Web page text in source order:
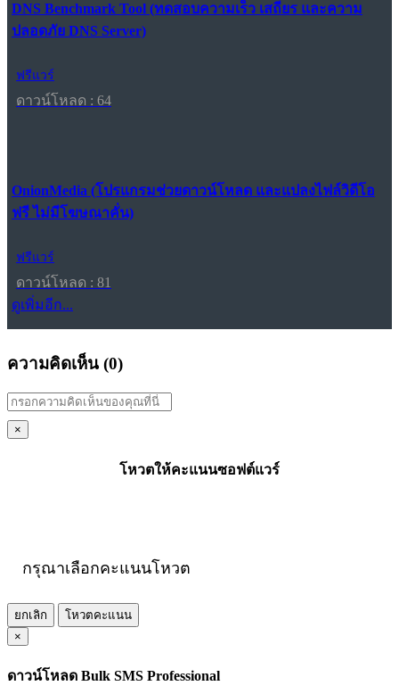
DNS Benchmark Tool (ทดสอบความเร็ว เสถียร และความ
ปลอดภัย DNS Server)
ฟรีแวร์
ดาวน์โหลด : 64
OnionMedia (โปรแกรมช่วยดาวน์โหลด และแปลงไฟล์วิดีโอ
ฟรี ไม่มีโฆษณาคั่น)
ฟรีแวร์
ดาวน์โหลด : 81
ดูเพิ่มอีก...
ความคิดเห็น (0)
×
โหวตให้คะแนนซอฟต์แวร์
กรุณาเลือกคะแนนโหวต
ยกเลิก
โหวตคะแนน
×
ดาวน์โหลด Bulk SMS Professional